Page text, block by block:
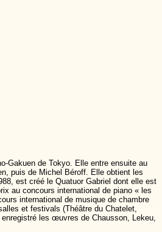
Gakuen de Tokyo. Elle entre ensuite au
puis de Michel Béroff. Elle obtient les
est créé le Quatuor Gabriel dont elle est
au concours international de piano « les
international de musique de chambre
et festivals (Théâtre du Chatelet,
enregistré les œuvres de Chausson, Lekeu,